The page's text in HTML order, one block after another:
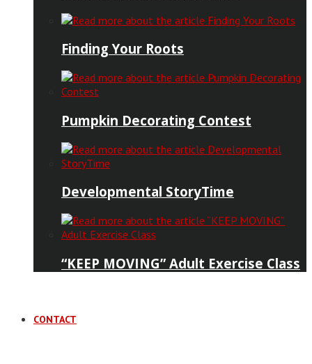
Finding Your Roots
Pumpkin Decorating Contest
Developmental StoryTime
“KEEP MOVING” Adult Exercise Class
CONTACT